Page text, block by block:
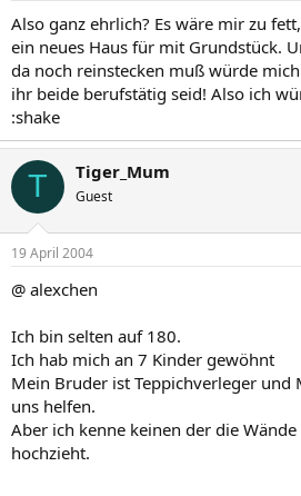
Also ganz ehrlich? Es wäre mir zu
ein neues Haus für mit Grundstück.
da noch reinstecken muß würde
ihr beide berufstätig seid! Also ich
:shake
T Tiger_Mum
Guest
19 April 2004
@ alexchen
Ich bin selten auf 180.
Ich hab mich an 7 Kinder gewöhnt
Mein Bruder ist Teppichverleger und
uns helfen.
Aber ich kenne keinen der die
hochzieht.